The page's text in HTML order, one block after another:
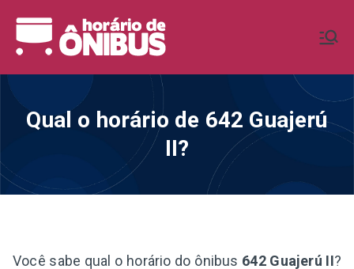
para
Ônibus BR
Horários de Ônibus de todo o
Qual o horário de 642 Guajerú
II?
Você sabe qual o horário do ônibus 642 Guajerú II?